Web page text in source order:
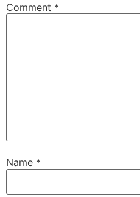
Comment *
Name *